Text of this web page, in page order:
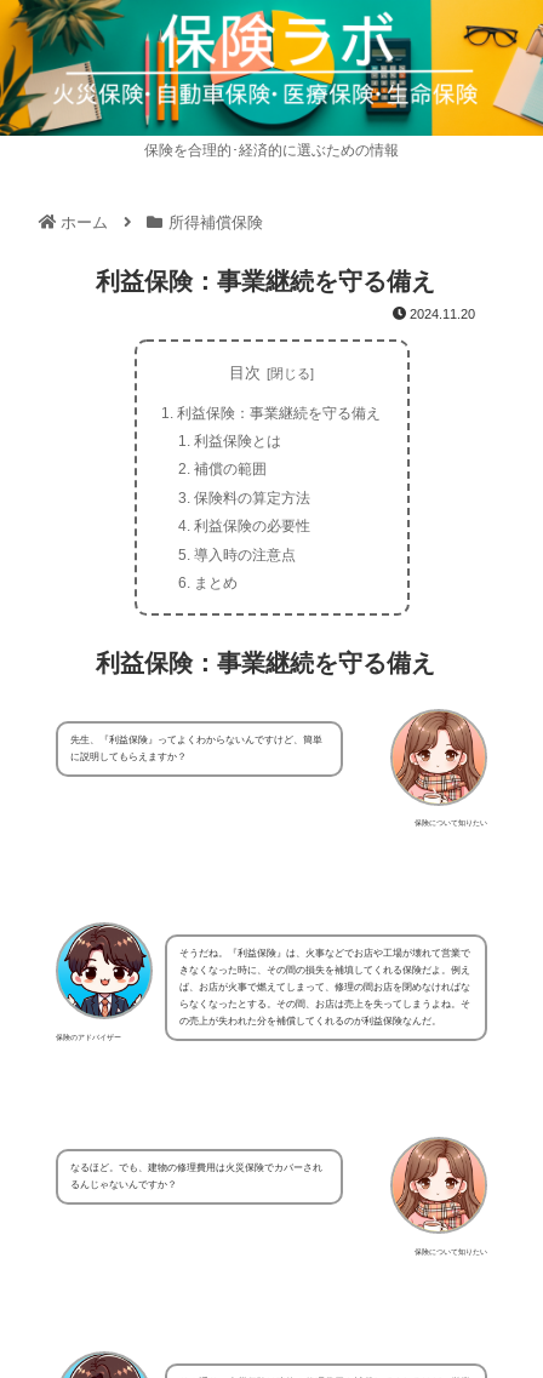
保険を合理的･経済的に選ぶための情報
ホーム 所得補償保険
利益保険：事業継続を守る備え
2024.11.20
目次
利益保険：事業継続を守る備え
利益保険とは
補償の範囲
保険料の算定方法
利益保険の必要性
導入時の注意点
まとめ
利益保険：事業継続を守る備え
保険について知りたい
先生、『利益保険』ってよくわからないんですけど、簡単
に説明してもらえますか？
保険のアドバイザー
そうだね。『利益保険』は、火事などでお店や工場が壊れて営業で
きなくなった時に、その間の損失を補填してくれる保険だよ。例え
ば、お店が火事で燃えてしまって、修理の間お店を閉めなければな
らなくなったとする。その間、お店は売上を失ってしまうよね。そ
の売上が失われた分を補償してくれるのが利益保険なんだ。
保険について知りたい
なるほど。でも、建物の修理費用は火災保険でカバーされ
るんじゃないんですか？